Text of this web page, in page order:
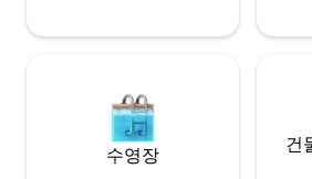
수영장
건